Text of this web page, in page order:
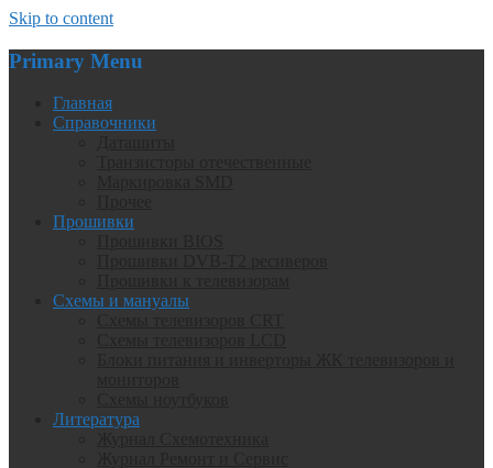
Skip to content
Primary Menu
Главная
Справочники
Прошивки
Схемы и мануалы
Литература